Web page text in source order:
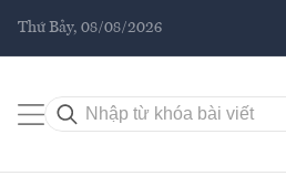
Thứ Bảy, 08/08/2026